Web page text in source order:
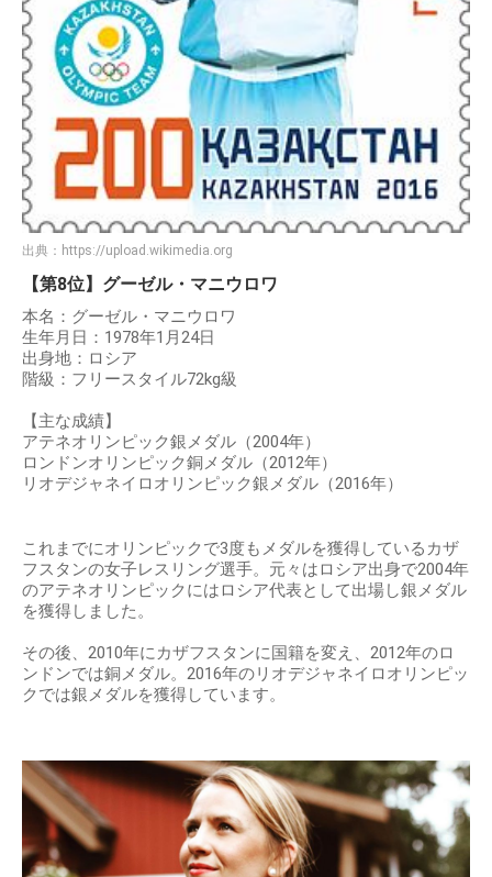
出典： https://upload.wikimedia.org
【第8位】グーゼル・マニウロワ
本名：グーゼル・マニウロワ
生年月日：1978年1月24日
出身地：ロシア
階級：フリースタイル72kg級
【主な成績】
アテネオリンピック銀メダル（2004年）
ロンドンオリンピック銅メダル（2012年）
リオデジャネイロオリンピック銀メダル（2016年）
これまでにオリンピックで3度もメダルを獲得しているカザ
フスタンの女子レスリング選手。元々はロシア出身で2004年
のアテネオリンピックにはロシア代表として出場し銀メダル
を獲得しました。
その後、2010年にカザフスタンに国籍を変え、2012年のロ
ンドンでは銅メダル。2016年のリオデジャネイロオリンピッ
クでは銀メダルを獲得しています。